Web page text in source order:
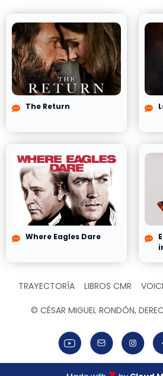
The Return
Where Eagles Dare
TRAYECTORÍA LIBROS CMR
© CÉSAR MIGUEL RONDÓN,